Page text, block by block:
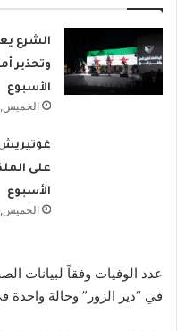
الشرع
وتحذير
الأسبوع
الخميس, 6 أغسطس 2026,
على
الأسبوع
الخميس, 23 يوليو 2026, 6:16 م
في “دير الزور” وحالة واحدة